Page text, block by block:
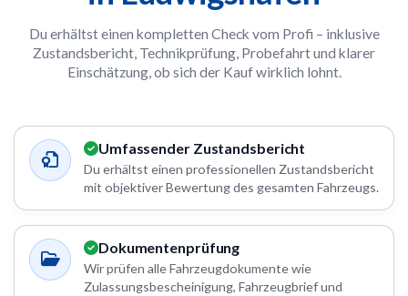
Du erhältst einen kompletten Check vom Profi – inklusive
Zustandsbericht, Technikprüfung, Probefahrt und klarer
Einschätzung, ob sich der Kauf wirklich lohnt.
Umfassender Zustandsbericht
Du erhältst einen professionellen Zustandsbericht
mit objektiver Bewertung des gesamten Fahrzeugs.
Dokumentenprüfung
Wir prüfen alle Fahrzeugdokumente wie
Zulassungsbescheinigung, Fahrzeugbrief und